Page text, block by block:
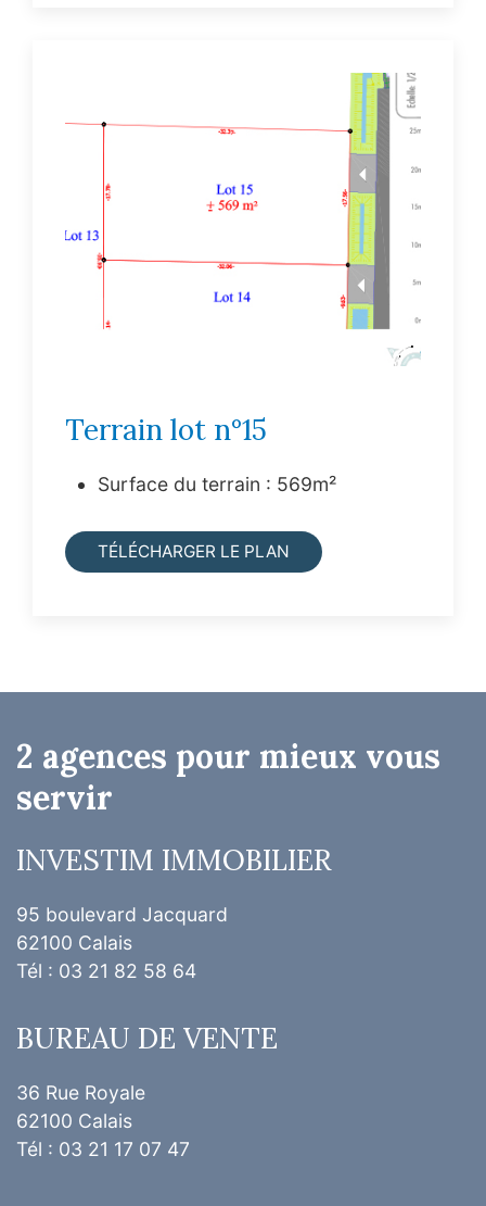
Terrain lot n°15
Surface du terrain : 569m²
TÉLÉCHARGER LE PLAN
2 agences pour mieux vous
servir
INVESTIM IMMOBILIER
95 boulevard Jacquard
62100 Calais
Tél : 03 21 82 58 64
BUREAU DE VENTE
36 Rue Royale
62100 Calais
Tél : 03 21 17 07 47